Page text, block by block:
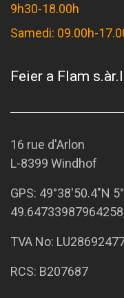
9h30-18.00h
Samedi: 09.00h-
Feier a Flam
16 rue d'Arlon
L-8399 Windhof
GPS: 49°38'50.4"N
TVA No:
RCS: B207687